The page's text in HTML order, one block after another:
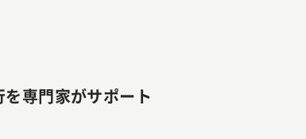
専門家がサポート